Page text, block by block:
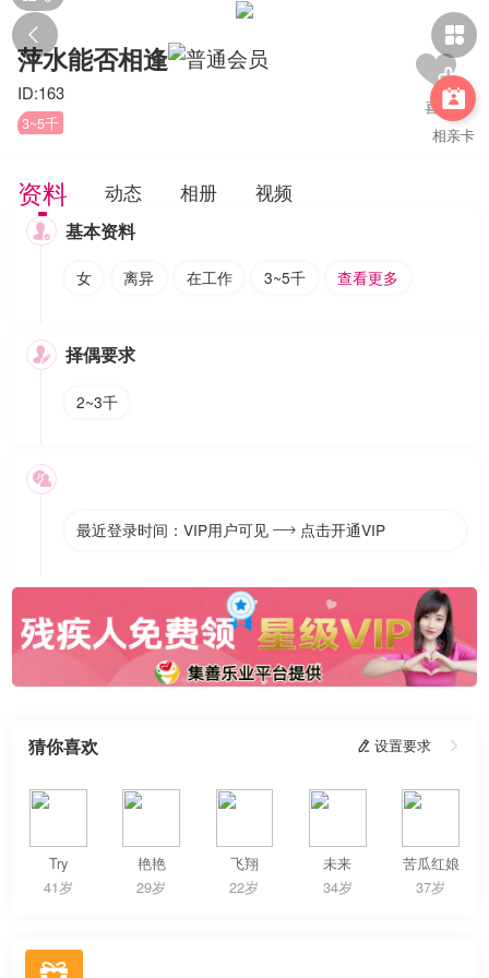
 

相亲卡
萍水能否相逢
ID:163
3~5千
资料 动态 相册 视频
 基本资料
女 离异 在工作 3~5千 查看更多
 择偶要求
2~3千

最近登录时间：VIP用户可见  点击开通VIP
猜你喜欢  设置要求 
Try
41岁
艳艳
29岁
飞翔
22岁
未来
34岁
苦瓜红娘
37岁